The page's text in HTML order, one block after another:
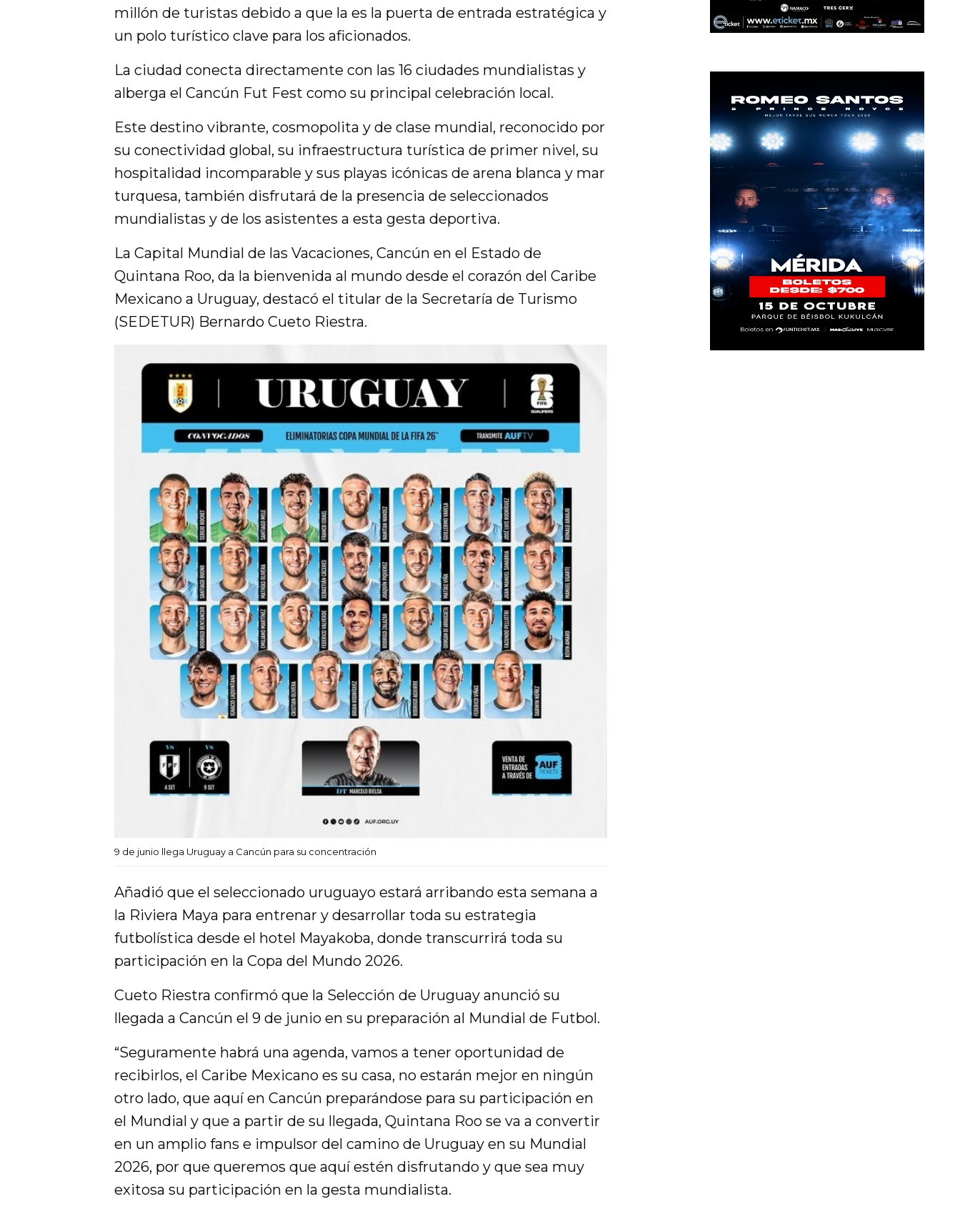
millón de turistas debido a que la es la puerta de entrada estratégica y
un polo turístico clave para los aficionados.
La ciudad conecta directamente con las 16 ciudades mundialistas y
alberga el Cancún Fut Fest como su principal celebración local.
Este destino vibrante, cosmopolita y de clase mundial, reconocido por
su conectividad global, su infraestructura turística de primer nivel, su
hospitalidad incomparable y sus playas icónicas de arena blanca y mar
turquesa, también disfrutará de la presencia de seleccionados
mundialistas y de los asistentes a esta gesta deportiva.
La Capital Mundial de las Vacaciones, Cancún en el Estado de
Quintana Roo, da la bienvenida al mundo desde el corazón del Caribe
Mexicano a Uruguay, destacó el titular de la Secretaría de Turismo
(SEDETUR) Bernardo Cueto Riestra.
9 de junio llega Uruguay a Cancún para su concentración
Añadió que el seleccionado uruguayo estará arribando esta semana a
la Riviera Maya para entrenar y desarrollar toda su estrategia
futbolística desde el hotel Mayakoba, donde transcurrirá toda su
participación en la Copa del Mundo 2026.
Cueto Riestra confirmó que la Selección de Uruguay anunció su
llegada a Cancún el 9 de junio en su preparación al Mundial de Futbol.
“Seguramente habrá una agenda, vamos a tener oportunidad de
recibirlos, el Caribe Mexicano es su casa, no estarán mejor en ningún
otro lado, que aquí en Cancún preparándose para su participación en
el Mundial y que a partir de su llegada, Quintana Roo se va a convertir
en un amplio fans e impulsor del camino de Uruguay en su Mundial
2026, por que queremos que aquí estén disfrutando y que sea muy
exitosa su participación en la gesta mundialista.